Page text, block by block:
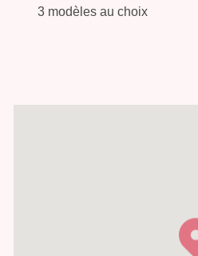
3 modèles au choix